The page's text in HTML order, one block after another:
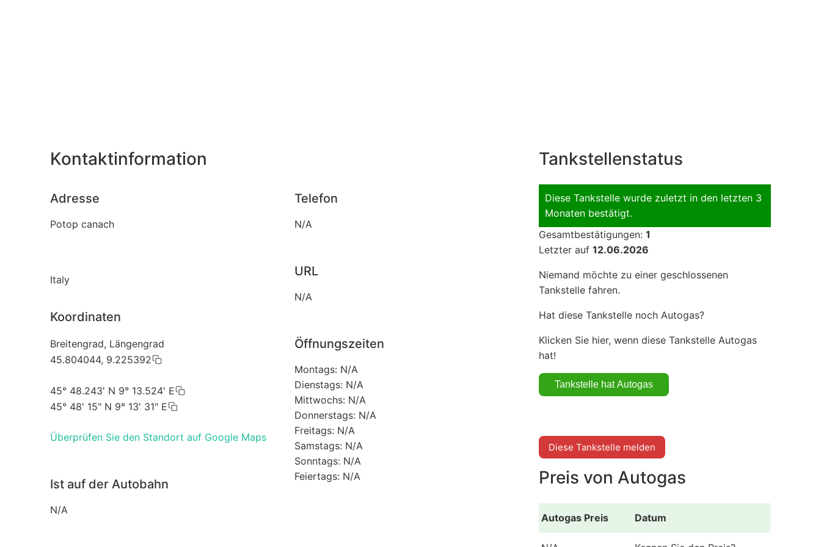
Kontaktinformation
Adresse
Potop canach
Italy
Koordinaten
Breitengrad, Längengrad
45.804044, 9.225392
45° 48.243' N 9° 13.524' E
45° 48' 15" N 9° 13' 31" E
Überprüfen Sie den Standort auf Google Maps
Ist auf der Autobahn
N/A
Telefon
N/A
URL
N/A
Öffnungszeiten
Montags: N/A
Dienstags: N/A
Mittwochs: N/A
Donnerstags: N/A
Freitags: N/A
Samstags: N/A
Sonntags: N/A
Feiertags: N/A
Tankstellenstatus
Diese Tankstelle wurde zuletzt in den letzten 3
Monaten bestätigt.
Gesamtbestätigungen: 1
Letzter auf 12.06.2026
Niemand möchte zu einer geschlossenen
Tankstelle fahren.
Hat diese Tankstelle noch Autogas?
Klicken Sie hier, wenn diese Tankstelle Autogas
hat!
Diese Tankstelle melden
Preis von Autogas
Autogas Preis Datum